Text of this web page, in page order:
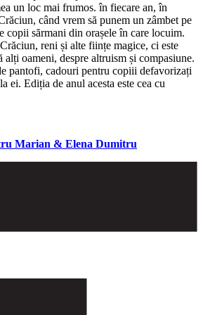
un loc mai frumos. în fiecare an, în
când vrem să punem un zâmbet pe
copii sărmani din orașele în care locuim.
reni și alte ființe magice, ci este
alți oameni, despre altruism și compasiune.
pantofi, cadouri pentru copiii defavorizați
ei. Ediția de anul acesta este cea cu
Marian & Elena Dumitru